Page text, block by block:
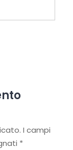
I campi
*